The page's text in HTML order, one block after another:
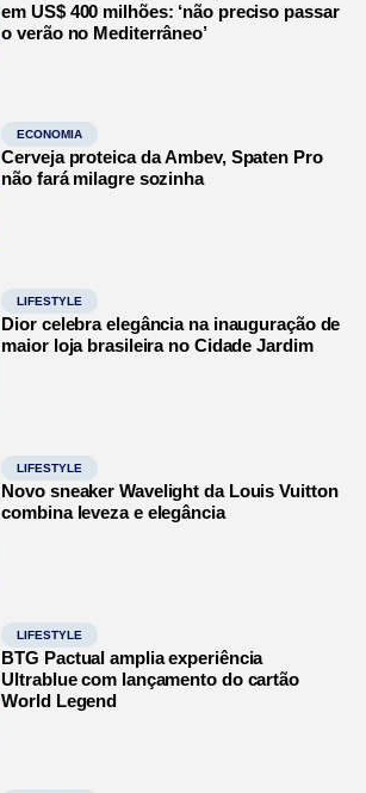
em US$ 400 milhões: ‘não preciso passar
o verão no Mediterrâneo’
ECONOMIA
Cerveja proteica da Ambev, Spaten Pro
não fará milagre sozinha
LIFESTYLE
Dior celebra elegância na inauguração de
maior loja brasileira no Cidade Jardim
LIFESTYLE
Novo sneaker Wavelight da Louis Vuitton
combina leveza e elegância
LIFESTYLE
BTG Pactual amplia experiência
Ultrablue com lançamento do cartão
World Legend